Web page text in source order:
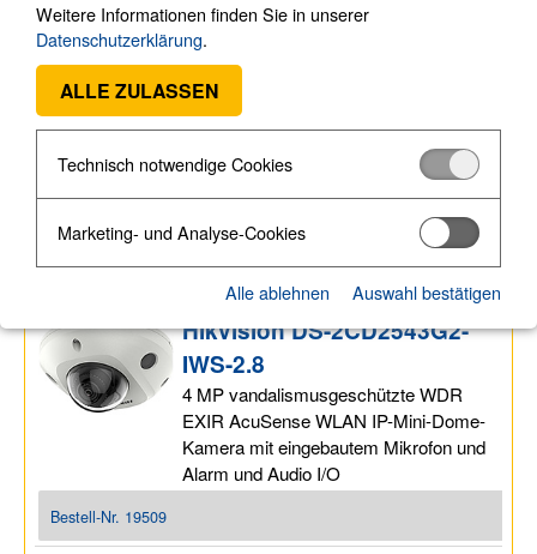
Schließsysteme►
Software►
Hikvision DS-2CD2543G2-
IWS-2.0
4 MP vandalismusgeschützte WDR
EXIR AcuSense WLAN IP-Mini-Dome-
Kamera mit eingebautem Mikrofon und
Alarm und Audio I/O
Bestell-Nr.19518
Hikvision DS-2CD2543G2-
IWS-2.8
4 MP vandalismusgeschützte WDR
EXIR AcuSense WLAN IP-Mini-Dome-
Kamera mit eingebautem Mikrofon und
Alarm und Audio I/O
Bestell-Nr. 19509
Weitere Informationen finden Sie in unserer
Datenschutzerklärung.
ALLE ZULASSEN
Technisch notwendige Cookies
Marketing- und Analyse-Cookies
Alle ablehnen Auswahl bestätigen